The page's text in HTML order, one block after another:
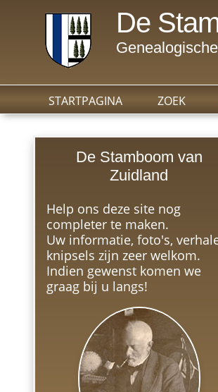
De
STARTPAGINA ZOEK
De Stamboom van
Zuidland
Help ons deze site nog
completer te maken.
Uw informatie, foto's,
knipsels zijn zeer welkom.
Indien gewenst komen we
graag bij u langs!